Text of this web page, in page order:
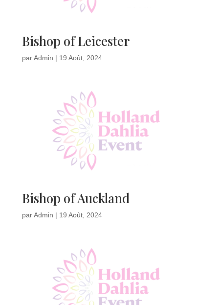
Bishop of Leicester
parAdmin | 19 Août, 2024
Bishop of Auckland
parAdmin | 19 Août, 2024